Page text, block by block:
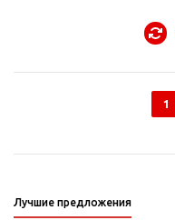
1
Лучшие предложения